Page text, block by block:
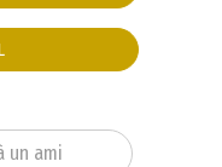
un ami